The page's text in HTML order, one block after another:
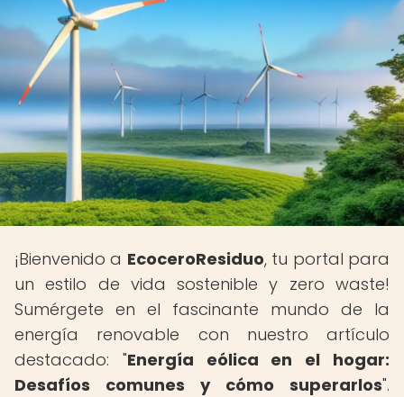
¡Bienvenido a EcoceroResiduo, tu portal para
un estilo de vida sostenible y zero waste!
Sumérgete en el fascinante mundo de la
energía renovable con nuestro artículo
destacado: "Energía eólica en el hogar:
Desafíos comunes y cómo superarlos".